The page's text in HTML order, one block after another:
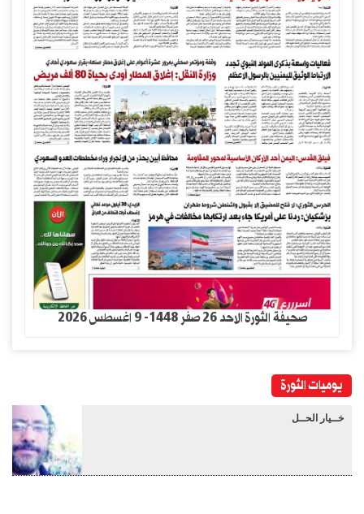
صحيفة الثورة الاحد 26 صفر 1448- 9 اغسطس 2026
يوميات الثورة
خــيار الحــل